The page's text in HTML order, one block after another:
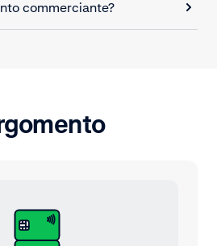
commerciante?